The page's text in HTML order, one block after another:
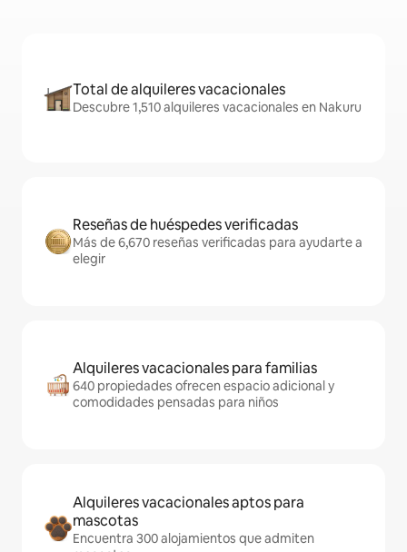
Total de alquileres vacacionales
Descubre 1,510 alquileres vacacionales en Nakuru
Reseñas de huéspedes verificadas
Más de 6,670 reseñas verificadas para ayudarte a
elegir
Alquileres vacacionales para familias
640 propiedades ofrecen espacio adicional y
comodidades pensadas para niños
Alquileres vacacionales aptos para
mascotas
Encuentra 300 alojamientos que admiten